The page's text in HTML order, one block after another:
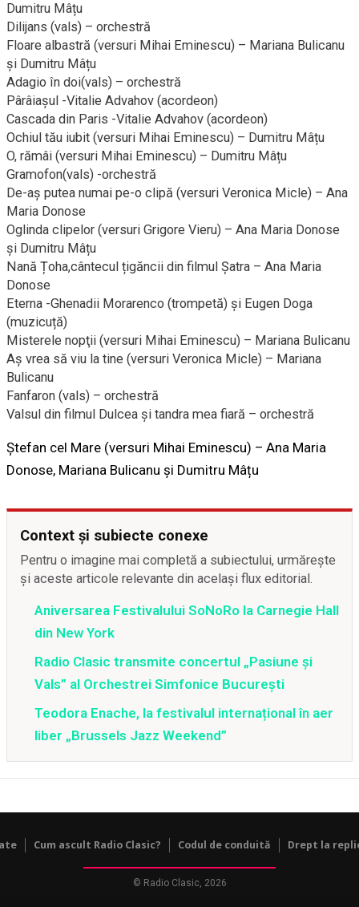
Dumitru Mâțu
Dilijans (vals) – orchestră
Floare albastră (versuri Mihai Eminescu) – Mariana Bulicanu
și Dumitru Mâțu
Adagio în doi(vals) – orchestră
Pârâiaşul -Vitalie Advahov (acordeon)
Cascada din Paris -Vitalie Advahov (acordeon)
Ochiul tău iubit (versuri Mihai Eminescu) – Dumitru Mâțu
O, rămâi (versuri Mihai Eminescu) – Dumitru Mâțu
Gramofon(vals) -orchestră
De-aş putea numai pe-o clipă (versuri Veronica Micle) – Ana
Maria Donose
Oglinda clipelor (versuri Grigore Vieru) – Ana Maria Donose
şi Dumitru Mâțu
Nană Țoha,cântecul țigăncii din filmul Șatra – Ana Maria
Donose
Eterna -Ghenadii Morarenco (trompetă) și Eugen Doga
(muzicuță)
Misterele nopţii (versuri Mihai Eminescu) – Mariana Bulicanu
Aş vrea să viu la tine (versuri Veronica Micle) – Mariana
Bulicanu
Fanfaron (vals) – orchestră
Valsul din filmul Dulcea şi tandra mea fiară – orchestră
Ştefan cel Mare (versuri Mihai Eminescu) – Ana Maria
Donose, Mariana Bulicanu şi Dumitru Mâțu
Context și subiecte conexe
Pentru o imagine mai completă a subiectului, urmărește
și aceste articole relevante din același flux editorial.
Aniversarea Festivalului SoNoRo la Carnegie Hall
din New York
Radio Clasic transmite concertul „Pasiune și
Vals” al Orchestrei Simfonice București
Teodora Enache, la festivalul internațional în aer
liber „Brussels Jazz Weekend”
Cum ascult Radio Clasic? Codul de conduită Drept la
© Radio Clasic, 2026